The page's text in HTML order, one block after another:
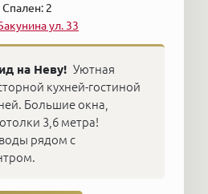
Cпален: 2
ул. 33
на Неву! Уютная
кухней-гостиной
Большие окна,
3,6 метра!
рядом с